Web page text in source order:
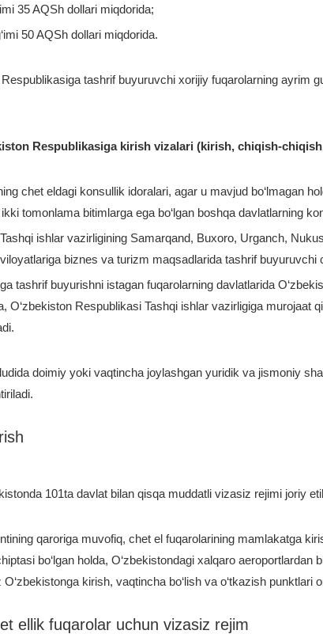
35 AQSh dollari miqdorida;
50 AQSh dollari miqdorida.
tashrif buyuruvchi xorijiy fuqarolarning ayrim
Respublikasiga kirish vizalari (kirish, chiqish-
chet eldagi konsullik idoralari, agar u mavjud bo‘lmagan
tomonlama bitimlarga ega bo‘lgan boshqa davlatlarning
ishlar vazirligining Samarqand, Buxoro, Urganch,
biznes va turizm maqsadlarida tashrif buyuruvchi
tashrif buyurishni istagan fuqarolarning davlatlarida
O‘zbekiston Respublikasi Tashqi ishlar vazirligiga
doimiy yoki vaqtincha joylashgan yuridik va jismoniy
101ta davlat bilan qisqa muddatli vizasiz rejimi joriy
qaroriga muvofiq, chet el fuqarolarining mamlakatga
bo‘lgan holda, O‘zbekistondagi xalqaro
kirish, vaqtincha bo‘lish va o‘tkazish punktlari
ellik fuqarolar uchun vizasiz rejim